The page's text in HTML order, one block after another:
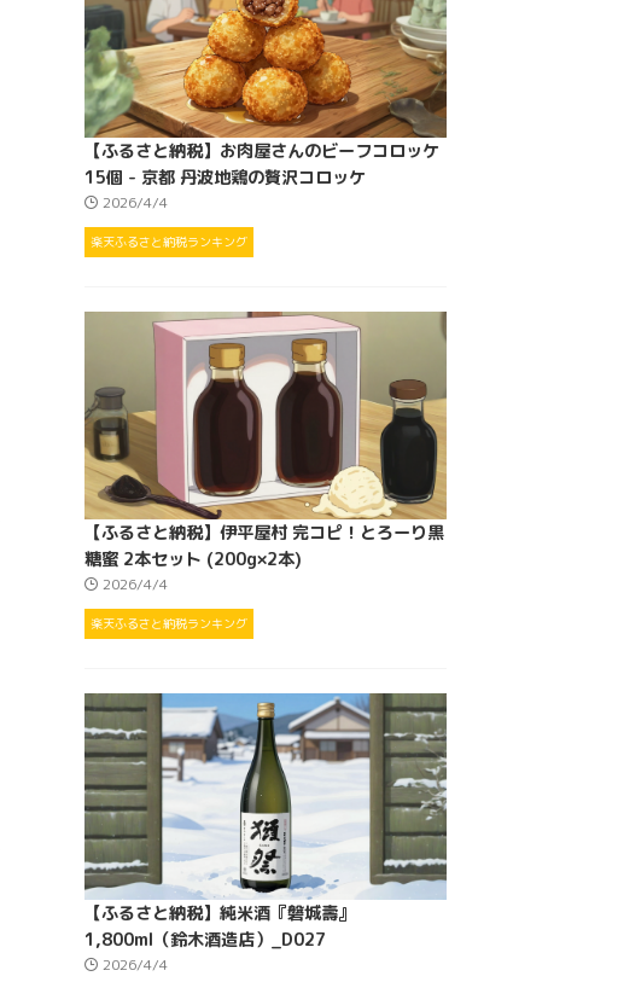
【ふるさと納税】お肉屋さんのビーフコロッケ
15個 - 京都 丹波地鶏の贅沢コロッケ
2026/4/4
楽天ふるさと納税ランキング
【ふるさと納税】伊平屋村 完コピ！とろーり黒
糖蜜 2本セット (200g×2本)
2026/4/4
楽天ふるさと納税ランキング
【ふるさと納税】純米酒『磐城壽』
1,800ml（鈴木酒造店）_D027
2026/4/4